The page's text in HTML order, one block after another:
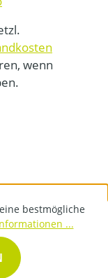
wenn
bestmögliche
...